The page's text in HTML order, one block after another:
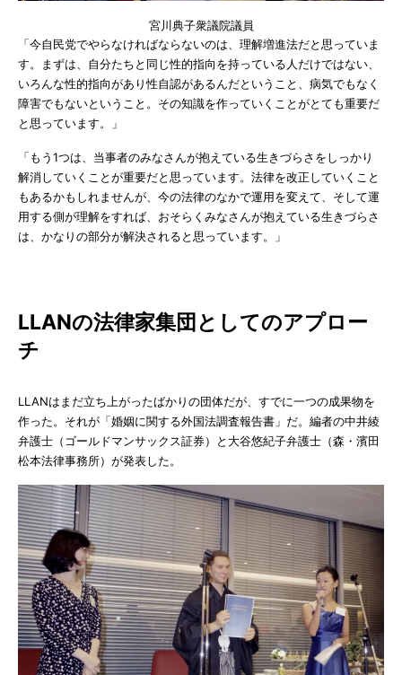
宮川典子衆議院議員
「今自民党でやらなければならないのは、理解増進法だと思っていま
す。まずは、自分たちと同じ性的指向を持っている人だけではない、
いろんな性的指向があり性自認があるんだということ、病気でもなく
障害でもないということ。その知識を作っていくことがとても重要だ
と思っています。」
「もう1つは、当事者のみなさんが抱えている生きづらさをしっかり
解消していくことが重要だと思っています。法律を改正していくこと
もあるかもしれませんが、今の法律のなかで運用を変えて、そして運
用する側が理解をすれば、おそらくみなさんが抱えている生きづらさ
は、かなりの部分が解決されると思っています。」
LLANの法律家集団としてのアプロー
チ
LLANはまだ立ち上がったばかりの団体だが、すでに一つの成果物を
作った。それが「婚姻に関する外国法調査報告書」だ。編者の中井綾
弁護士（ゴールドマンサックス証券）と大谷悠紀子弁護士（森・濱田
松本法律事務所）が発表した。